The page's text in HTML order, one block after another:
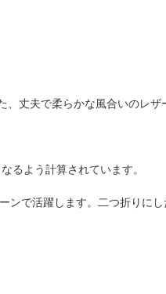
丈夫で柔らかな風合いのレ
るよう計算されています。
ンで活躍します。二つ折りに